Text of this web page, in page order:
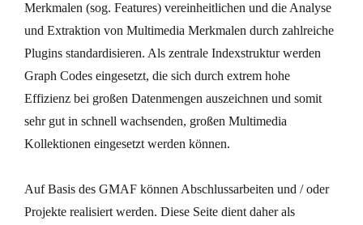
Merkmalen (sog. Features) vereinheitlichen und die Analyse
und Extraktion von Multimedia Merkmalen durch zahlreiche
Plugins standardisieren. Als zentrale Indexstruktur werden
Graph Codes eingesetzt, die sich durch extrem hohe
Effizienz bei großen Datenmengen auszeichnen und somit
sehr gut in schnell wachsenden, großen Multimedia
Kollektionen eingesetzt werden können.
Auf Basis des GMAF können Abschlussarbeiten und / oder
Projekte realisiert werden. Diese Seite dient daher als